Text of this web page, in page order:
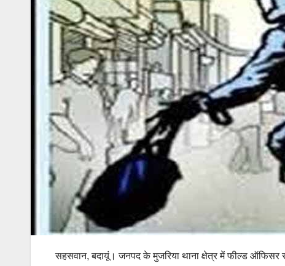
सहसवान, बदायूं। जनपद के मुजरिया थाना क्षेत्र में फील्ड ऑफिसर